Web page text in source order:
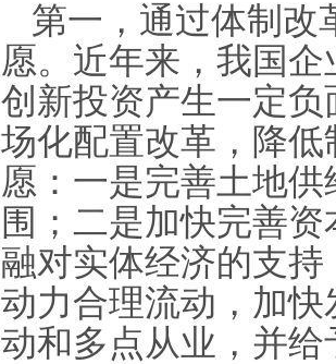
第一，通过体制改
愿。近年来，我国
创新投资产生一定
场化配置改革，降
愿：一是完善土地
围；二是加快完善
融对实体经济的支
动力合理流动，加
动和多点从业，并